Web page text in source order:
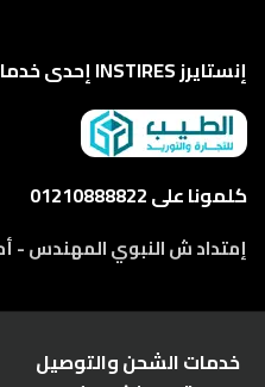
إنستايرز INSTIRES إحدى خدمات
كلمونا على 01210888822
إمتداد ش النبوي المهندس -
خدمات الشحن والتوصيل